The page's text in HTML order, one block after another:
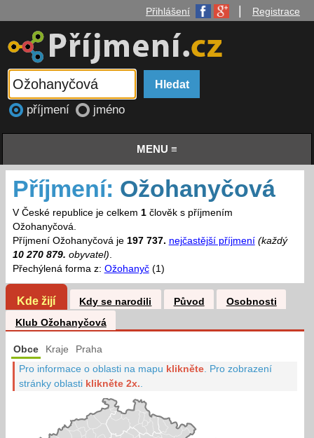
Přihlášení Registrace
příjmení jméno
MENU ≡
Příjmení: Ožohanyčová
V České republice je celkem 1člověk s příjmením
Ožohanyčová.
Příjmení Ožohanyčová je 197 737. nejčastější příjmení (každý
10 270 879. obyvatel).
Přechýlená forma z: Ožohanyč(1)
Kde žijí Kdy se narodili Původ
Osobnosti
Klub Ožohanyčová
Obce Kraje Praha
Pro informace o oblasti na mapu klikněte Pro zobrazení
stránky oblasti klikněte 2x.